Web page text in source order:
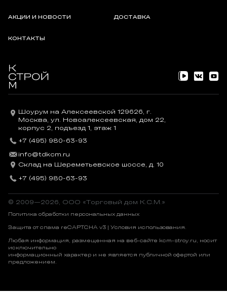
АКЦИИ И НОВОСТИ ДОСТАВКА
КОНТАКТЫ
Шоурум на Алексеевской 129626, г.
Москва, ул. Новоалексеевская, дом 22,
корпус 2, подъезд 1, этаж 1
+7 (495) 980-63-93
info@tdkcm.ru
Склад на Шереметьевское шоссе, д. 10
+7 (495) 980-63-93
© 2009—2026, OOO «Торговый дом К.С.М.»
Политика обработки персональных данных
Защита от спама reCAPTCHA v3 | Условия использования.
Любая информация, размещенная на веб-сайте kcm-stroy.ru, носит
исключительно
информационный характер и не является публичной офертой или
предложением.